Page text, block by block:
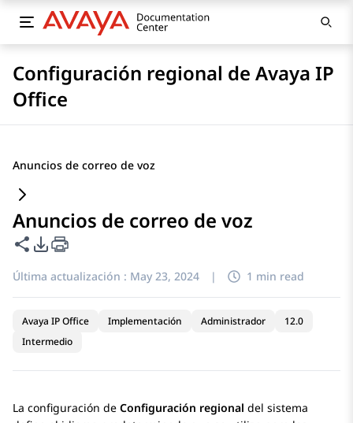
Configuración regional de Avaya IP
Office
Anuncios de correo de voz
Anuncios de correo de voz
Compartir esta página
Opciones de exportación de PDF
Última actualización : May 23, 2024 | 1 min read
Avaya IP Office Implementación Administrador
12.0
Intermedio
La configuración de Configuración regional del sistema